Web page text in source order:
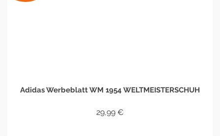
Adidas Werbeblatt WM 1954 WELTMEISTERSCHUH
29,99 €